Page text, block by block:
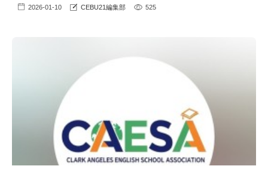
2026-01-10 CEBU21編集部 525